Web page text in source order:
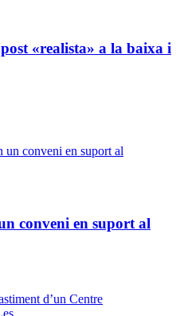
«realista» a la baixa i
conveni en suport al